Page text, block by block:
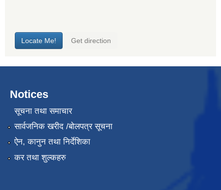
Notices
सूचना तथा समाचार
सार्वजनिक खरीद /बोलपत्र सूचना
ऐन, कानुन तथा निर्देशिका
कर तथा शुल्कहरु